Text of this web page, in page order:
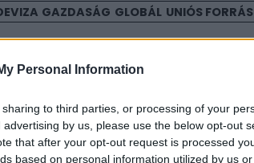
Personal Information
to third parties, or processing of your
by us, please use the below opt-out
that after your opt-out request is processed
based on personal information utilized by us
GAZDASÁG GLOBÁL UNIÓS